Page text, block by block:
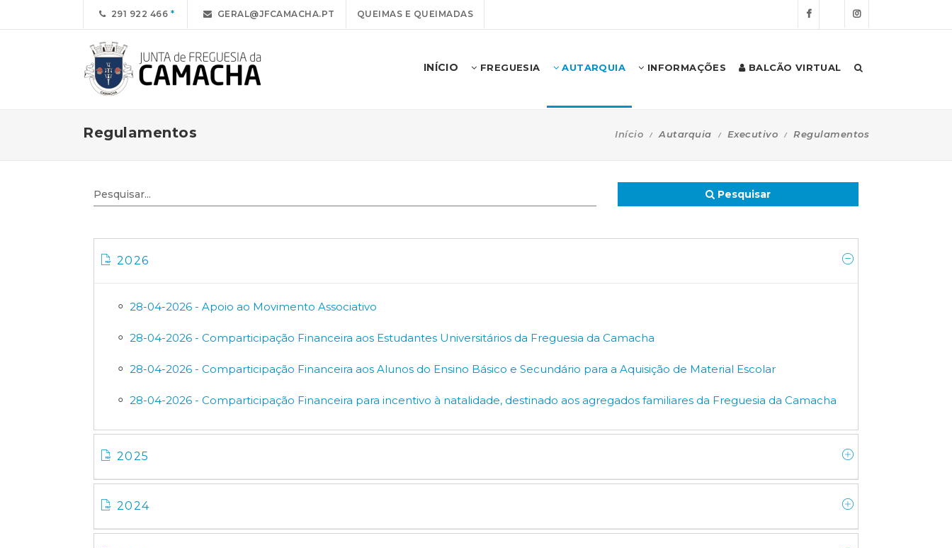
291 922 466 GERAL@JFCAMACHA.PT QUEIMAS E QUEIMADAS
INÍCIO FREGUESIA AUTARQUIA INFORMAÇÕES BALCÃO VIRTUAL
Regulamentos Início Autarquia Executivo Regulamentos
Pesquisar
2026
28-04-2026 - Apoio ao Movimento Associativo
28-04-2026 - Comparticipação Financeira aos Estudantes Universitários da Freguesia da Camacha
28-04-2026 - Comparticipação Financeira aos Alunos do Ensino Básico e Secundário para a Aquisição de Material Escolar
28-04-2026 - Comparticipação Financeira para incentivo à natalidade, destinado aos agregados familiares da Freguesia da Camacha
2025
2024